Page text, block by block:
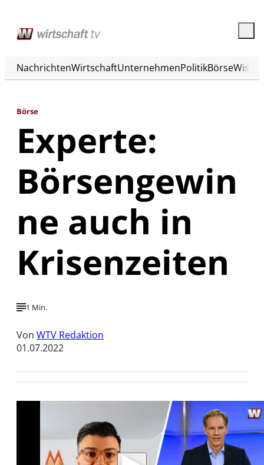
NachrichtenWirtschaftUnternehmenPolitikBörse
Börse
Experte:
Börsengewin
ne auch in
Krisenzeiten
1 Min.
Von WTV Redaktion
01.07.2022
Mit der Wiedergabe dieses Videos werden
Daten an Youtube übertragen.